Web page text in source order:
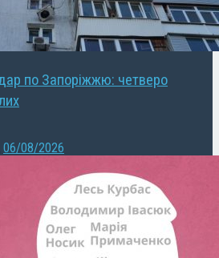
по Запоріжжю: четверо
06/08/2026